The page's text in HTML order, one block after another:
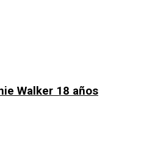
Walker 18 años